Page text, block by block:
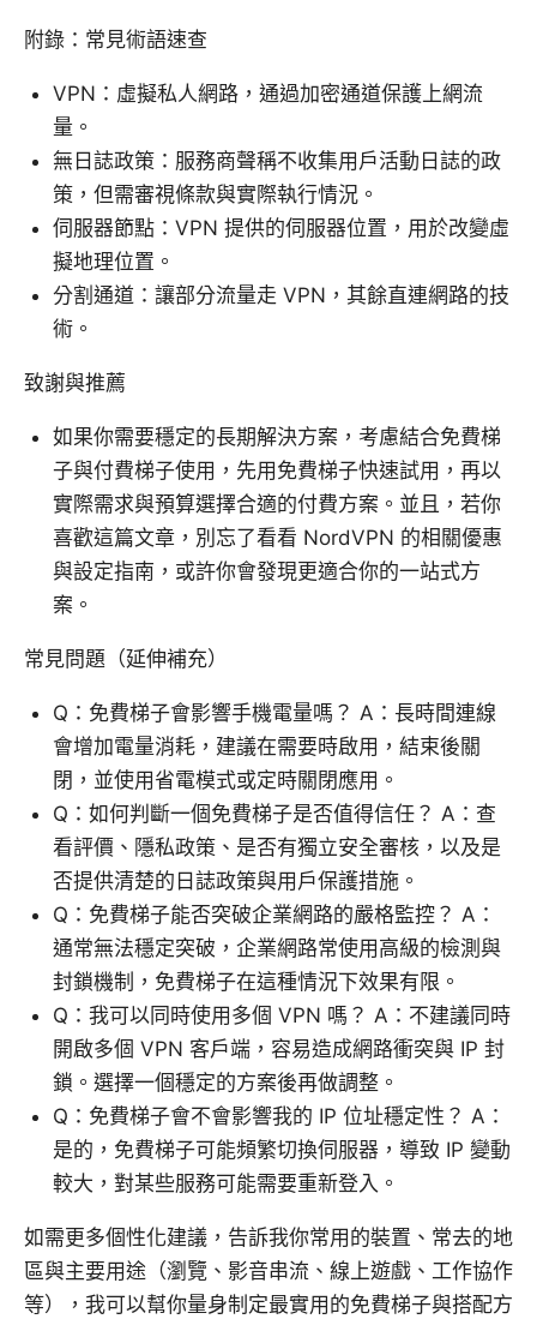
附錄：常見術語速查
VPN：虛擬私人網路，通過加密通道保護上網流
量。
無日誌政策：服務商聲稱不收集用戶活動日誌的政
策，但需審視條款與實際執行情況。
伺服器節點：VPN 提供的伺服器位置，用於改變虛
擬地理位置。
分割通道：讓部分流量走 VPN，其餘直連網路的技
術。
致謝與推薦
如果你需要穩定的長期解決方案，考慮結合免費梯
子與付費梯子使用，先用免費梯子快速試用，再以
實際需求與預算選擇合適的付費方案。並且，若你
喜歡這篇文章，別忘了看看 NordVPN 的相關優惠
與設定指南，或許你會發現更適合你的一站式方
案。
常見問題（延伸補充）
Q：免費梯子會影響手機電量嗎？ A：長時間連線
會增加電量消耗，建議在需要時啟用，結束後關
閉，並使用省電模式或定時關閉應用。
Q：如何判斷一個免費梯子是否值得信任？ A：查
看評價、隱私政策、是否有獨立安全審核，以及是
否提供清楚的日誌政策與用戶保護措施。
Q：免費梯子能否突破企業網路的嚴格監控？ A：
通常無法穩定突破，企業網路常使用高級的檢測與
封鎖機制，免費梯子在這種情況下效果有限。
Q：我可以同時使用多個 VPN 嗎？ A：不建議同時
開啟多個 VPN 客戶端，容易造成網路衝突與 IP 封
鎖。選擇一個穩定的方案後再做調整。
Q：免費梯子會不會影響我的 IP 位址穩定性？ A：
是的，免費梯子可能頻繁切換伺服器，導致 IP 變動
較大，對某些服務可能需要重新登入。
如需更多個性化建議，告訴我你常用的裝置、常去的地
區與主要用途（瀏覽、影音串流、線上遊戲、工作協作
等），我可以幫你量身制定最實用的免費梯子與搭配方